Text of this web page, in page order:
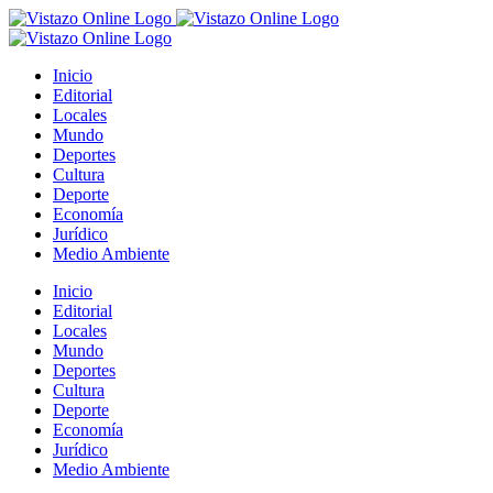
Saltar
al
Inicio
Editorial
Locales
Mundo
Deportes
Cultura
Deporte
Economía
Jurídico
Medio Ambiente
Inicio
Editorial
Locales
Mundo
Deportes
Cultura
Deporte
Economía
Jurídico
Medio Ambiente